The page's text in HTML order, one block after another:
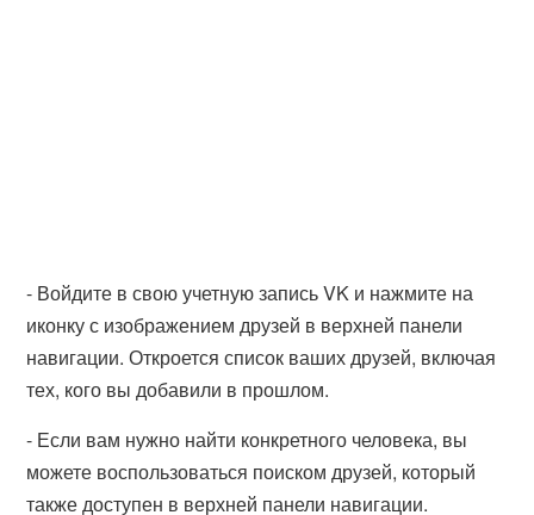
- Войдите в свою учетную запись VK и нажмите на
иконку с изображением друзей в верхней панели
навигации. Откроется список ваших друзей, включая
тех, кого вы добавили в прошлом.
- Если вам нужно найти конкретного человека, вы
можете воспользоваться поиском друзей, который
также доступен в верхней панели навигации.